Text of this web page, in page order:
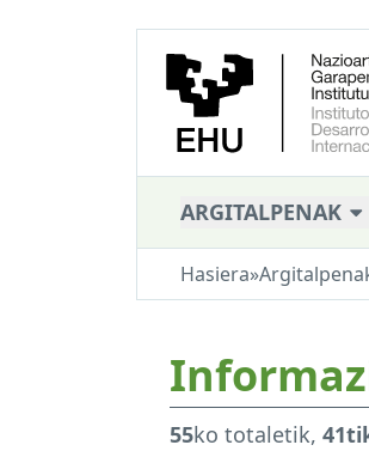
ARGITALPENAK
Hasiera»
55ko totaletik,